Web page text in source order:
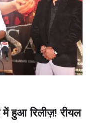
में हुआ रिलीज़! रीयल